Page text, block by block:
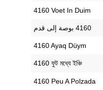
‎4160 Voet In Duim
‎4160 Ayaq Düym
‎4160 ফুট মধ্যে ইঞ্চি
‎4160 Peu A Polzada